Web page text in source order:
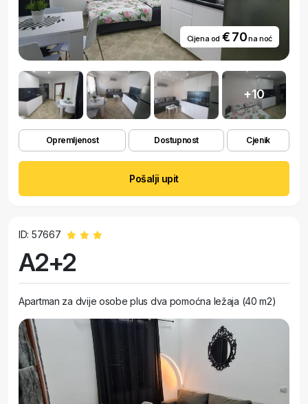
Cijena od € 70na noć
+10
Opremljenost Dostupnost Cjenik
Pošalji upit
ID: 57667
A2+2
Apartman za dvije osobe plus dva pomoćna ležaja (40 m2)